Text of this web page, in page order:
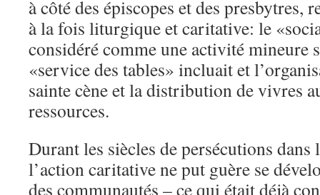
à côté des épiscopes et des presbytres,
à la fois liturgique et caritative: le
considéré comme une activité
«service des tables» incluait et
sainte cène et la distribution de vivres
ressources.
Durant les siècles de persécutions
l’action caritative ne put guère se
des communautés – ce qui était déjà